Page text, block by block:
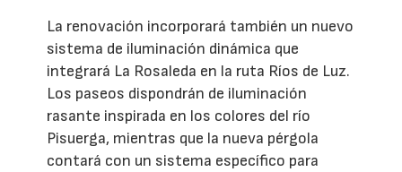
La renovación incorporará también un nuevo
sistema de iluminación dinámica que
integrará La Rosaleda en la ruta Ríos de Luz.
Los paseos dispondrán de iluminación
rasante inspirada en los colores del río
Pisuerga, mientras que la nueva pérgola
contará con un sistema específico para